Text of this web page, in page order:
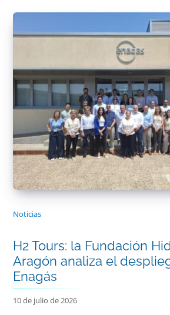
Noticias
H2 Tours: la Fundación
Aragón analiza el
Enagás
10 de julio de 2026